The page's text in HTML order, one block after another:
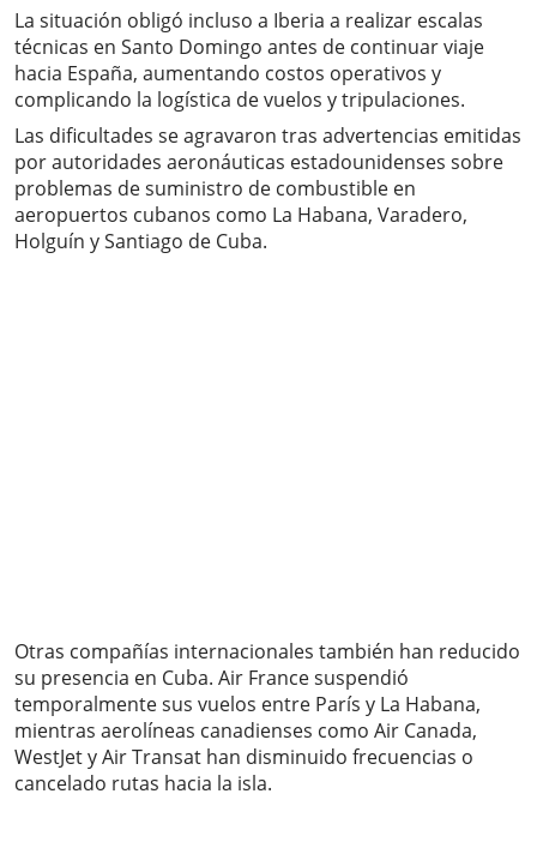
La situación obligó incluso a Iberia a realizar escalas
técnicas en Santo Domingo antes de continuar viaje
hacia España, aumentando costos operativos y
complicando la logística de vuelos y tripulaciones.
Las dificultades se agravaron tras advertencias emitidas
por autoridades aeronáuticas estadounidenses sobre
problemas de suministro de combustible en
aeropuertos cubanos como La Habana, Varadero,
Holguín y Santiago de Cuba.
Otras compañías internacionales también han reducido
su presencia en Cuba. Air France suspendió
temporalmente sus vuelos entre París y La Habana,
mientras aerolíneas canadienses como Air Canada,
WestJet y Air Transat han disminuido frecuencias o
cancelado rutas hacia la isla.